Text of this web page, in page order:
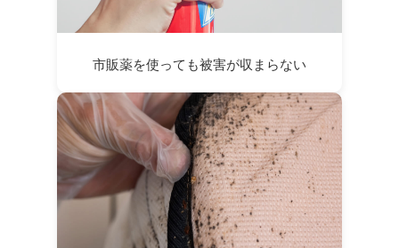
市販薬を使っても被害が収まらない